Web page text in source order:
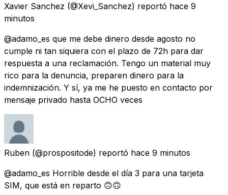
Xavier Sanchez (@Xevi_Sanchez) reportó hace 9
minutos
@adamo_es que me debe dinero desde agosto no
cumple ni tan siquiera con el plazo de 72h para dar
respuesta a una reclamación. Tengo un material muy
rico para la denuncia, preparen dinero para la
indemnización. Y sí, ya me he puesto en contacto por
mensaje privado hasta OCHO veces
Ruben (@prospositode) reportó hace 9 minutos
@adamo_es Horrible desde el día 3 para una tarjeta
SIM, que está en reparto 🙃🙃